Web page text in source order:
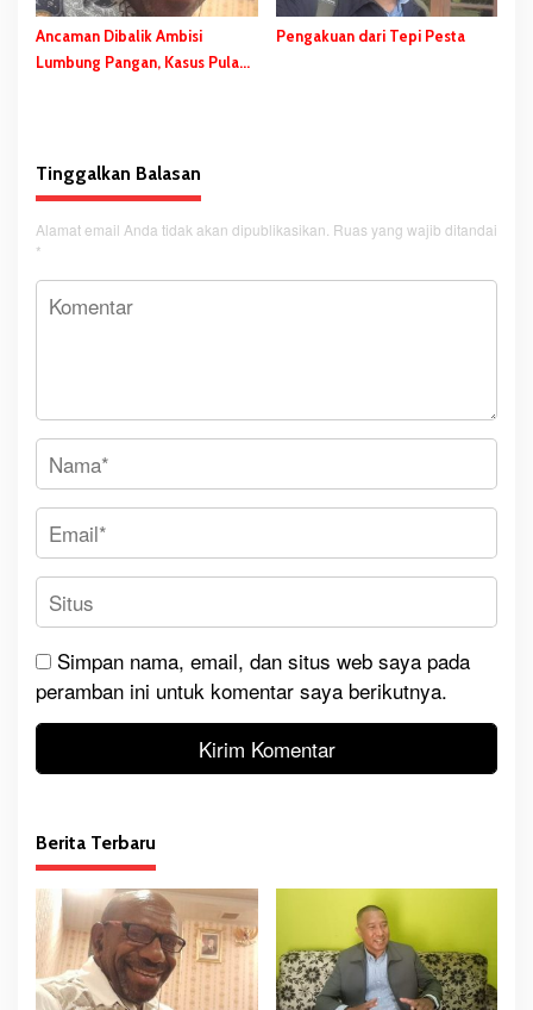
Ancaman Dibalik Ambisi
Lumbung Pangan, Kasus Pulau
Pengakuan dari Tepi Pesta
Tinggalkan Balasan
Alamat email Anda tidak akan dipublikasikan. Ruas yang wajib ditandai
*
Simpan nama, email, dan situs web saya pada
peramban ini untuk komentar saya berikutnya.
Berita Terbaru